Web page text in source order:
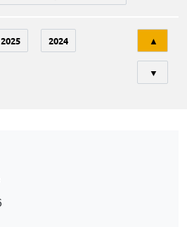
2025 2024 ▲
▼